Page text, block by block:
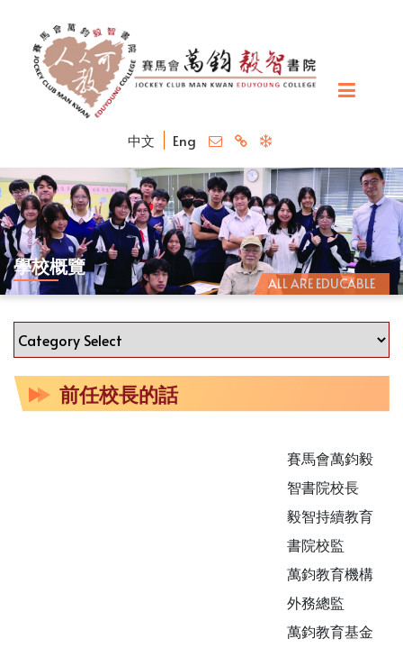
中文 Eng
ALL ARE EDUCABLE
學校概覽
前任校長的話
賽馬會萬鈞毅
智書院校長
毅智持續教育
書院校監
萬鈞教育機構
外務總監
萬鈞教育基金